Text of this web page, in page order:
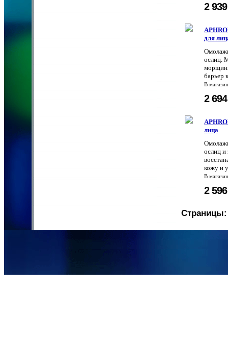
2
для
ослиц.
барьер
В
2
лица
ослиц и
кожу и
В
2
Страницы: